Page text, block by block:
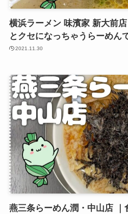
横浜ラーメン 味濱家 新大前
とクセになっちゃうらーめん
2021.11.30
燕三条らーめん潤・中山店 ｜